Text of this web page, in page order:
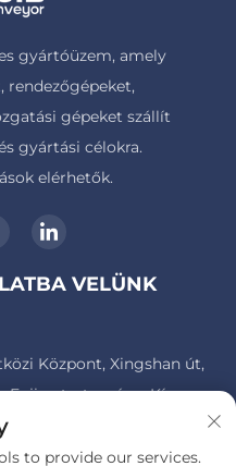
gyártóüzem, amely
rendezőgépeket,
gépeket szállít
gyártási célokra.
elérhetők.
VELÜNK
Központ, Xingshan út,
Fujian tartomány, Kína.
to provide our services.